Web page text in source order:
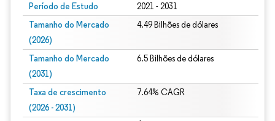
Período de Estudo 2021 - 2031
Tamanho do Mercado
(2026)
4.49 Bilhões de dólares
Tamanho do Mercado
(2031)
6.5 Bilhões de dólares
Taxa de crescimento
(2026 - 2031)
7.64% CAGR